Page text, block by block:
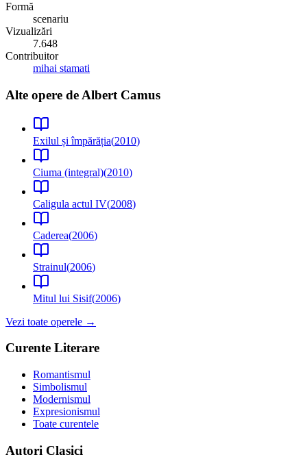
Formă
scenariu
Vizualizări
7.648
Contribuitor
mihai stamati
Alte opere de Albert Camus
Exilul și împărăția(2010)
Ciuma (integral)(2010)
Caligula actul IV(2008)
Caderea(2006)
Strainul(2006)
Mitul lui Sisif(2006)
Vezi toate operele →
Curente Literare
Romantismul
Simbolismul
Modernismul
Expresionismul
Toate curentele
Autori Clasici